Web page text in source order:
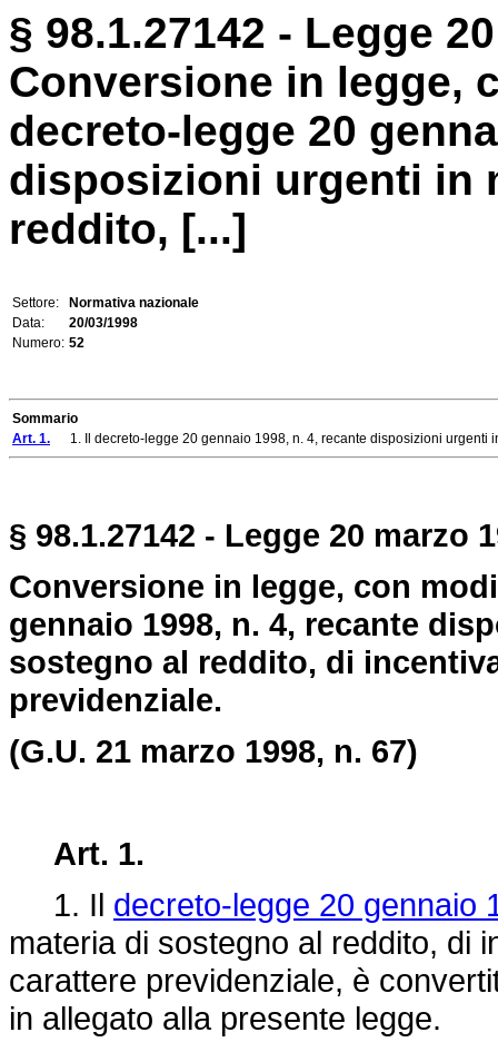
§ 98.1.27142 - Legge
Conversione in legge,
decreto-legge 20
disposizioni urgenti in
reddito, [...]
Settore:
Normativa nazionale
Data:
20/03/1998
Numero: 52
Sommario
Art. 1. 1. Il decreto-legge 20 gennaio 1998, n. 4, recante disposizioni urgenti
§ 98.1.27142 - Legge 20 marzo
Conversione in legge, con
gennaio 1998, n. 4, recante
sostegno al reddito, di
previdenziale.
(G.U. 21 marzo 1998, n. 67)
Art. 1.
1. Il decreto-legge 20 gennaio
materia di sostegno al reddito, di
carattere previdenziale, è
in allegato alla presente legge.